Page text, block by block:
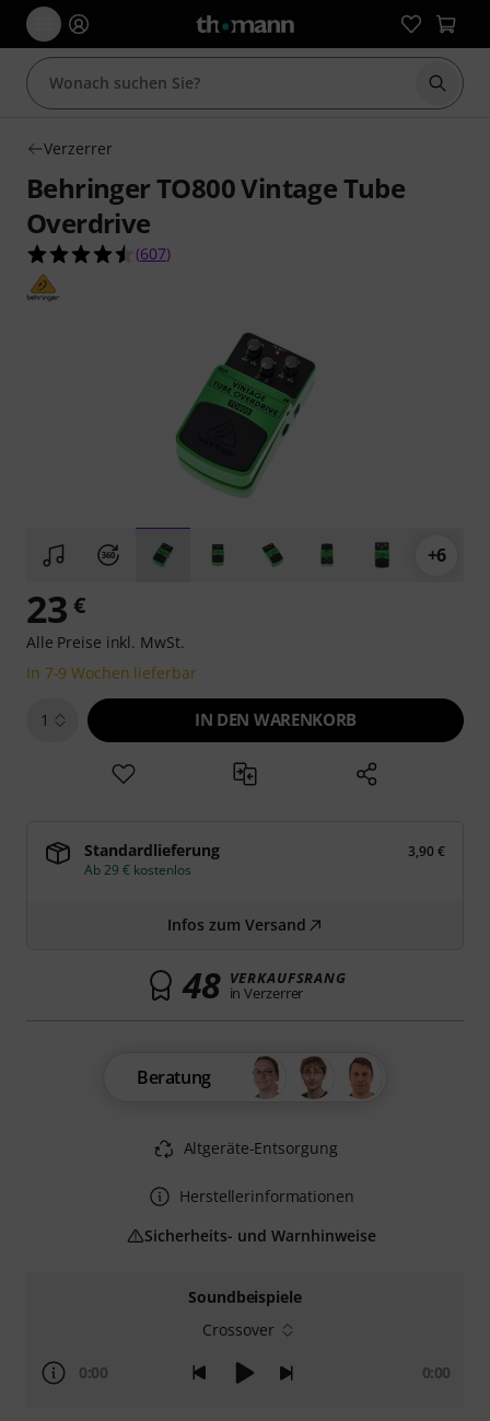
Suche
Verzerrer
Behringer TO800 Vintage Tube
Overdrive
4.5 von 5 Sternen aus 607 Kundenbewertungen
(607)
+6
Soundbeispiele
Crossover
0:00 0:00
23 €
Alle Preise inkl. MwSt.
In 7-9 Wochen lieferbar
1 IN DEN WARENKORB
Standardlieferung
3,90 €
Ab 29 € kostenlos
Infos zum Versand
48 VERKAUFSRANG
in Verzerrer
Beratung
Altgeräte-Entsorgung
Herstellerinformationen
Sicherheits- und Warnhinweise